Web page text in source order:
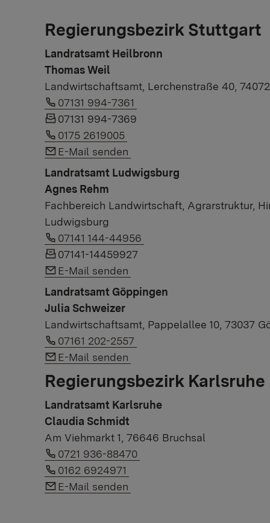
Regierungsbezirk Stuttgart
Landratsamt Heilbronn
Thomas Weil
Landwirtschaftsamt, Lerchenstraße 40,
Link to phone number:
07131 994-7361
07131 994-7369
Link to phone number:
0175 2619005
Link to e-mail:
E-Mail senden
Landratsamt Ludwigsburg
Agnes Rehm
Fachbereich Landwirtschaft, Agrarstruktur,
Ludwigsburg
Link to phone number:
07141 144-44956
07141-14459927
Link to e-mail:
E-Mail senden
Landratsamt Göppingen
Julia Schweizer
Landwirtschaftsamt, Pappelallee 10, 73037
Link to phone number:
07161 202-2557
Link to e-mail:
E-Mail senden
Regierungsbezirk Karlsruhe​
Landra​tsamt Karlsruhe​
Claudia Schmidt
Am Viehmarkt 1, 76646 Bruchsal
Link to phone number:
0721 936-88470
Link to phone number:
0162 6924971
Link to e-mail:
E-Mail senden